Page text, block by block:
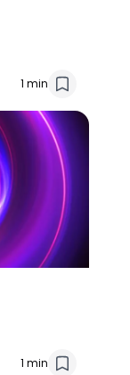
1 min
1 min